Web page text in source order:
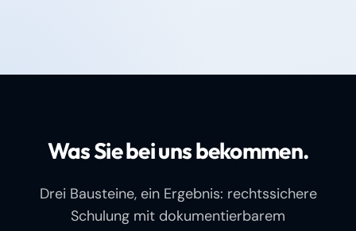
Was Sie bei uns bekommen.
Drei Bausteine, ein Ergebnis: rechtssichere
Schulung mit dokumentierbarem